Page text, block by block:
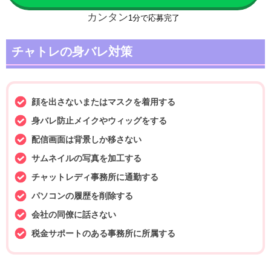
カンタン1分で応募完了
チャトレの身バレ対策
顔を出さないまたはマスクを着用する
身バレ防止メイクやウィッグをする
配信画面は背景しか移さない
サムネイルの写真を加工する
チャットレディ事務所に通勤する
パソコンの履歴を削除する
会社の同僚に話さない
税金サポートのある事務所に所属する